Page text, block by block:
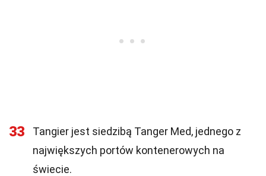
33
Tangier jest siedzibą Tanger Med, jednego z
największych portów kontenerowych na
świecie.